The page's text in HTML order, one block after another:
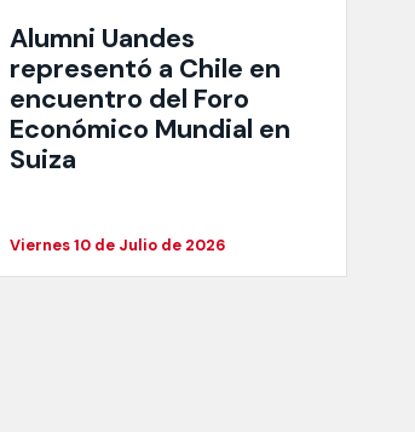
Alumni Uandes
representó a Chile en
encuentro del Foro
Económico Mundial en
Suiza
Viernes 10 de Julio de 2026